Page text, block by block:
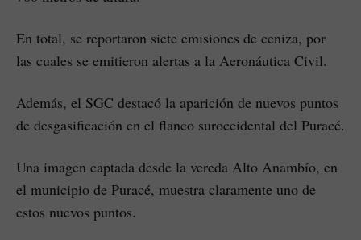
En total, se reportaron siete emisiones de ceniza, por
las cuales se emitieron alertas a la Aeronáutica Civil.
Además, el SGC destacó la aparición de nuevos puntos
de desgasificación en el flanco suroccidental del Puracé.
Una imagen captada desde la vereda Alto Anambío, en
el municipio de Puracé, muestra claramente uno de
estos nuevos puntos.